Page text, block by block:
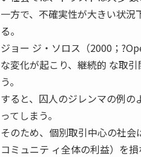
一方で、不確実性が大きい状
る。
ジョー ジ・ソロス（2000；
な変化が起こり、継続的 な取
う。
すると、囚人のジレンマの例
ってしまう。
そのため、個別取引中心の社
コミュニテ ィ全体の利益）を